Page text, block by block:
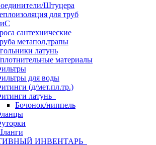
Штуцера
для труб
сантехнические
метапол,трапы
латунь
материалы
для воды
(д/мет.пл.тр.)
латунь
Бочонок/ниппель
ИНВЕНТАРЬ